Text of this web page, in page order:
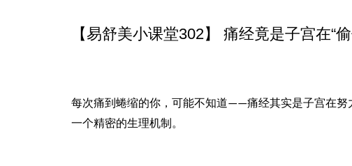
【易舒美小课堂302】 痛经竟是子宫在“
每次痛到蜷缩的你，可能不知道——痛经其实是子宫在努
一个精密的生理机制。